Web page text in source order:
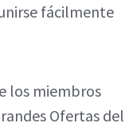
fácilmente
los miembros
Ofertas del